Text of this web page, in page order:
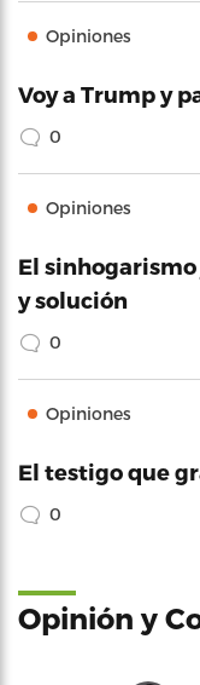
Opiniones
Voy a Trump y
0
Opiniones
El
y solución
0
Opiniones
El testigo que
0
Opinión y